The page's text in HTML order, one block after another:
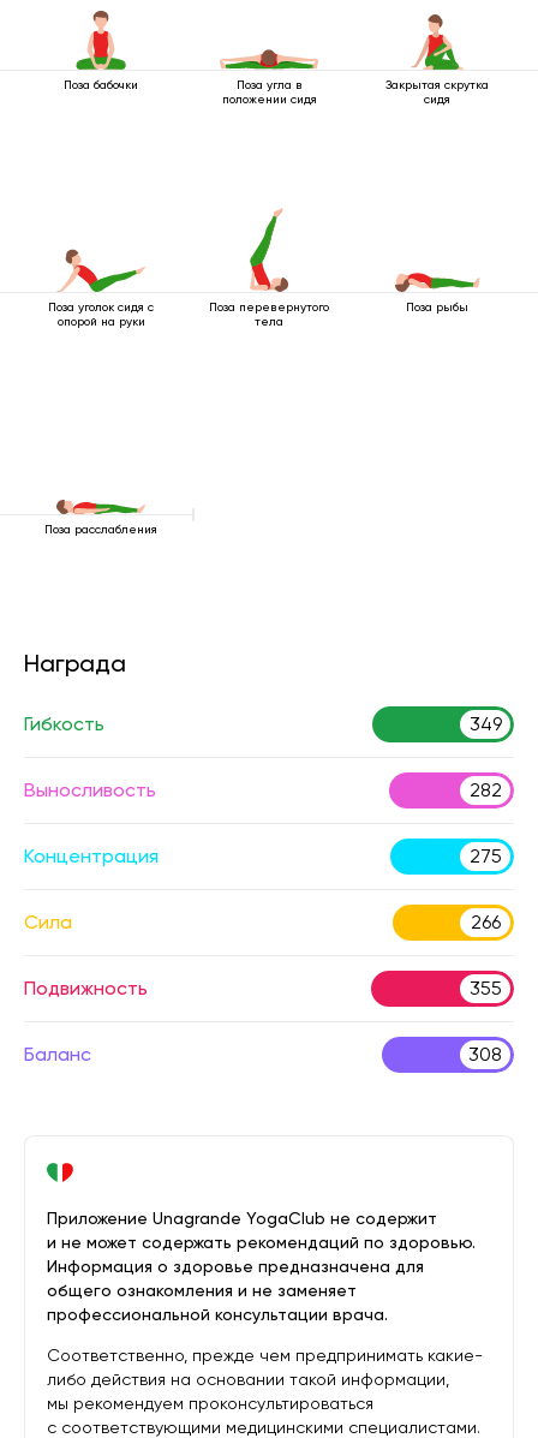
Поза бабочки
Поза угла в
положении сидя
Закрытая скрутка
сидя
Поза уголок сидя с
опорой на руки
Поза перевернутого
тела
Поза рыбы
Поза расслабления
Награда
Гибкость 349
Выносливость 282
Концентрация 275
Сила 266
Подвижность 355
Баланс 308
Приложение Unagrande YogaClub не содержит
и не может содержать рекомендаций по здоровью.
Информация о здоровье предназначена для
общего ознакомления и не заменяет
профессиональной консультации врача.
Соответственно, прежде чем предпринимать какие-
либо действия на основании такой информации,
мы рекомендуем проконсультироваться
с соответствующими медицинскими специалистами.